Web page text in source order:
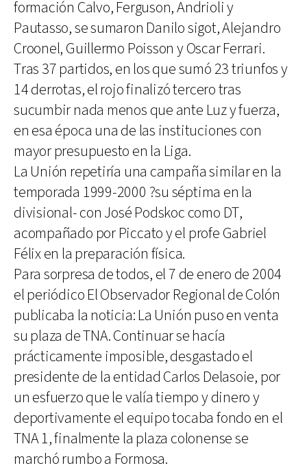
formación Calvo, Ferguson, Andrioli y
Pautasso, se sumaron Danilo sigot, Alejandro
Croonel, Guillermo Poisson y Oscar Ferrari.
Tras 37 partidos, en los que sumó 23 triunfos y
14 derrotas, el rojo finalizó tercero tras
sucumbir nada menos que ante Luz y fuerza,
en esa época una de las instituciones con
mayor presupuesto en la Liga.
La Unión repetiría una campaña similar en la
temporada 1999-2000 ?su séptima en la
divisional- con José Podskoc como DT,
acompañado por Piccato y el profe Gabriel
Félix en la preparación física.
Para sorpresa de todos, el 7 de enero de 2004
el periódico El Observador Regional de Colón
publicaba la noticia: La Unión puso en venta
su plaza de TNA. Continuar se hacía
prácticamente imposible, desgastado el
presidente de la entidad Carlos Delasoie, por
un esfuerzo que le valía tiempo y dinero y
deportivamente el equipo tocaba fondo en el
TNA 1, finalmente la plaza colonense se
marchó rumbo a Formosa.